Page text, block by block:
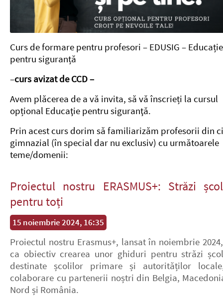
Curs de formare pentru profesori – EDUSIG – Educație
pentru siguranță
–curs avizat de CCD –
Avem plăcerea de a vă invita, să vă înscrieți la cursul
opțional Educaţie pentru siguranţă.
Prin acest curs dorim să familiarizăm profesorii din
gimnazial (în special dar nu exclusiv) cu următoarele
teme/domenii:
Proiectul nostru ERASMUS+: Străzi
pentru toți
15 noiembrie 2024, 16:35
Proiectul nostru Erasmus+, lansat în noiembrie
ca obiectiv crearea unor ghiduri pentru străzi
destinate școlilor primare și autorităților
colaborare cu partenerii noștri din Belgia,
Nord și România.